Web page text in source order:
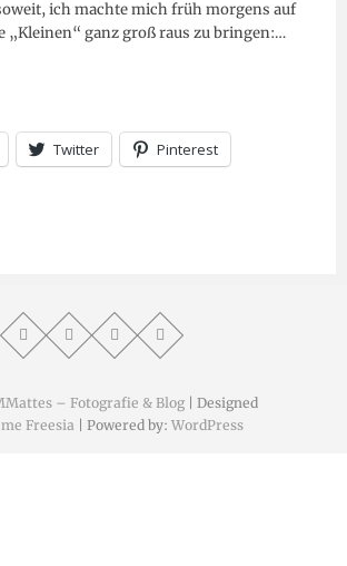
ich machte mich früh morgens auf
„Kleinen“ ganz groß raus zu bringen:…
Twitter Pinterest
– Fotografie & Blog| Designed
Freesia | Powered by: WordPress